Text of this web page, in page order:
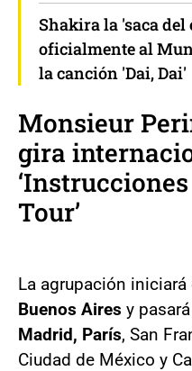
Shakira la 'saca
oficialmente al
la canción 'Dai, Dai'
Monsieur
gira
Tour’
La agrupación
Buenos Aires y
Madrid, París, San
Ciudad de México y